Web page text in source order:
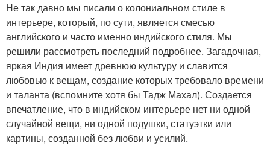
Не так давно мы писали о колониальном стиле в
интерьере, который, по сути, является смесью
английского и часто именно индийского стиля. Мы
решили рассмотреть последний подробнее. Загадочная,
яркая Индия имеет древнюю культуру и славится
любовью к вещам, создание которых требовало времени
и таланта (вспомните хотя бы Тадж Махал). Создается
впечатление, что в индийском интерьере нет ни одной
случайной вещи, ни одной подушки, статуэтки или
картины, созданной без любви и усилий.